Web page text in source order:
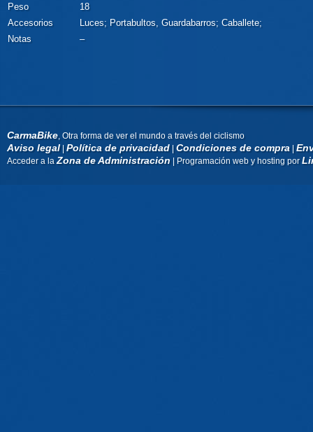
Peso
18
Accesorios
Luces; Portabultos, Guardabarros; Caballete;
Notas
–
CarmaBike, Otra forma de ver el mundo a través del ciclismo
Aviso legal|Política de privacidad|Condiciones de compra|
Acceder a la Zona de Administración| Programación web y hosting por